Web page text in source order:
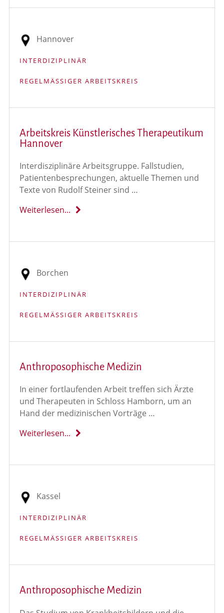
Arbeitskreis Künstlerisches Therapeutikum
Hannover
Interdisziplinäre Arbeitsgruppe. Fallstudien,
Patientenbesprechungen, aktuelle Themen und
Texte von Rudolf Steiner sind …
Weiterlesen...
Hannover
INTERDIZIPLINÄR
REGELMÄSSIGER ARBEITSKREIS
Anthroposophische Medizin
In einer fortlaufenden Arbeit treffen sich Ärzte
und Therapeuten in Schloss Hamborn, um an
Hand der medizinischen Vorträge …
Weiterlesen...
Borchen
INTERDIZIPLINÄR
REGELMÄSSIGER ARBEITSKREIS
Anthroposophische Medizin
Kassel
INTERDIZIPLINÄR
REGELMÄSSIGER ARBEITSKREIS